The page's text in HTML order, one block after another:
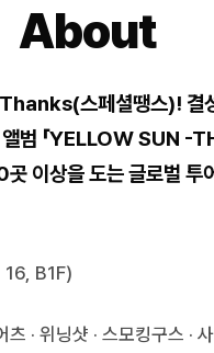
About
스페셜땡스)! 결
앨범 「YELLOW SUN
이상을 도는 글로벌 투
16, B1F)
· 위닝샷 · 스모킹구스 ·